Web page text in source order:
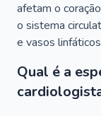
afetam o
o sistema
e vasos
Qual é a